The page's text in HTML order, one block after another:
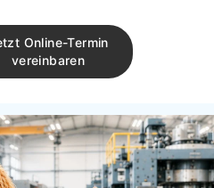
Online-Termin
vereinbaren